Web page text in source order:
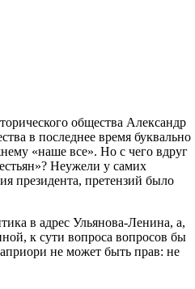
общества Александр
в последнее время буквально
«наше все». Но с чего вдруг
Неужели у самих
президента, претензий было
в адрес Ульянова-Ленина, а,
к сути вопроса вопросов бы
не может быть прав: не